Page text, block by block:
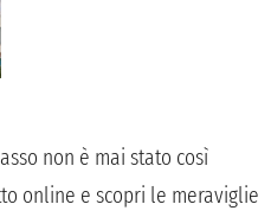
non è mai stato così
online e scopri le meraviglie